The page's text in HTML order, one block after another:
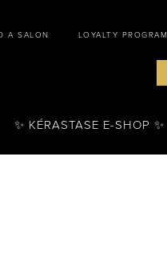
A SALON LOYALTY PROGRAM
✨ KÉRASTASE E-SHOP ✨